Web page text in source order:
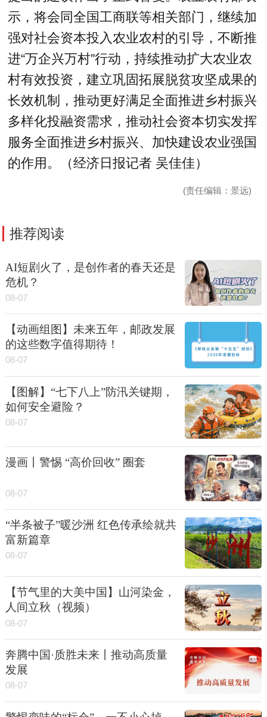
示，将会同全国工商联等相关部门，继续加
强对社会资本投入农业农村的引导，不断推
进“万企兴万村”行动，持续推动扩大农业农
村有效投资，建立巩固拓展脱贫攻坚成果的
长效机制，推动更好满足全面推进乡村振兴
多样化投融资需求，推动社会资本切实发挥
服务全面推进乡村振兴、加快建设农业强国
的作用。（经济日报记者 吴佳佳）
(责任编辑：景远)
推荐阅读
AI短剧火了，是创作者的春天还是
危机？
08-07
【动画组图】未来五年，邮政发展
的这些数字值得期待！
08-07
【图解】“七下八上”防汛关键期，
如何安全避险？
08-07
漫画丨警惕 “高价回收” 圈套
08-07
“半条被子”暖沙洲 红色传承绘就共
富新篇章
08-07
【节气里的大美中国】山河染金，
人间立秋（视频）
08-07
奔腾中国·质胜未来丨推动高质量
发展
08-07